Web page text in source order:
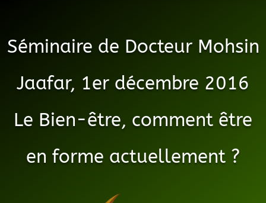
Séminaire de Docteur Mohsin
Jaafar, 1er décembre 2016
Le Bien-être, comment être
en forme actuellement ?